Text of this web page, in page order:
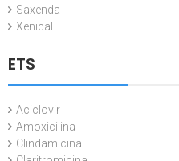
Saxenda
Xenical
ETS
Aciclovir
Amoxicilina
Clindamicina